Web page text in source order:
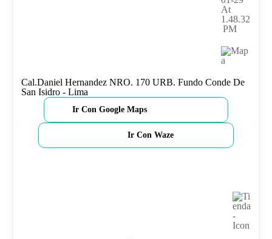
Cal.Daniel Hernandez NRO. 170 URB. Fundo Conde De
San Isidro - Lima
Ir Con Google Maps
Ir Con Waze